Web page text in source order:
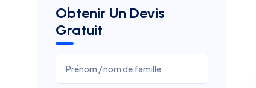
Obtenir Un Devis
Gratuit